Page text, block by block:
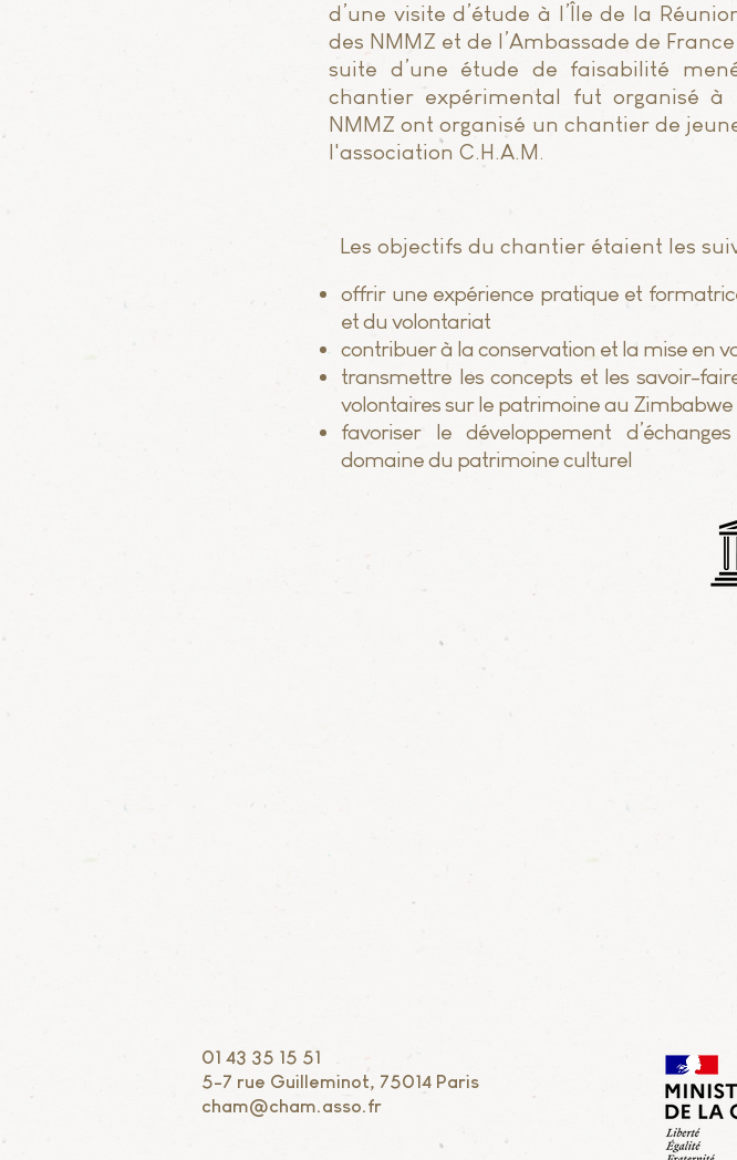
d’une visite d’étude à l’Île de la
des NMMZ et de l’Ambassade de
suite d’une étude de faisabilité
chantier expérimental fut organisé
NMMZ ont organisé un chantier de
l'association C.H.A.M.
Les objectifs du chantier étaient les
offrir une expérience pratique et
et du volontariat
contribuer à la conservation et la mise en
transmettre les concepts et les savoir-
volontaires sur le patrimoine au
favoriser le développement
domaine du patrimoine culturel
01 43 35 15 51
5-7 rue Guilleminot, 75014 Paris
cham@cham.asso.fr